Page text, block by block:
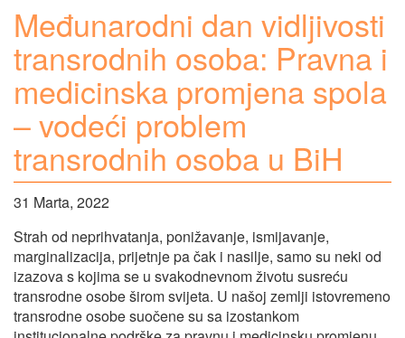
Međunarodni dan vidljivosti
transrodnih osoba: Pravna i
medicinska promjena spola
– vodeći problem
transrodnih osoba u BiH
31 Marta, 2022
Strah od neprihvatanja, ponižavanje, ismijavanje,
marginalizacija, prijetnje pa čak i nasilje, samo su neki od
izazova s kojima se u svakodnevnom životu susreću
transrodne osobe širom svijeta. U našoj zemlji istovremeno
transrodne osobe suočene su sa izostankom